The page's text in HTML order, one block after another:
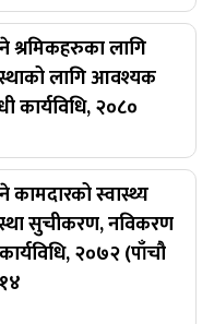
श्रमिकहरुका लागि
लागि आवश्यक
कार्यविधि, २०८०
कामदारको स्वास्थ्य
सुचीकरण, नविकरण
२०७२ (पाँचौ